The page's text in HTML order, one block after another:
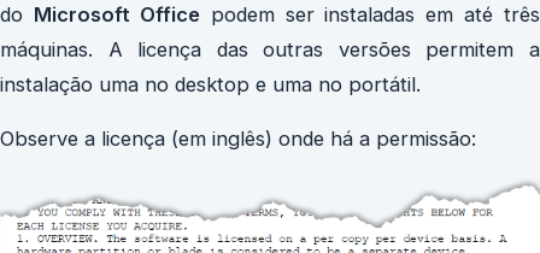
do Microsoft Officepodem ser instaladas em até três
máquinas. A licença das outras versões permitem a
instalação uma no desktop e uma no portátil.
Observe a licença (em inglês) onde há a permissão: